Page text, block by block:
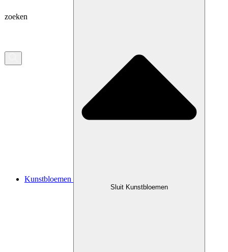
zoeken
Kunstbloemen
Sluit Kunstbloemen